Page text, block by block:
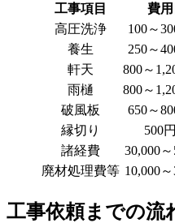
工事項目
費
高圧洗浄
100～
養生
250～
軒天
800～
雨樋
800～
破風板
650～
縁切り
500
諸経費
30,000
廃材処理費等 10,000
工事依頼までの流